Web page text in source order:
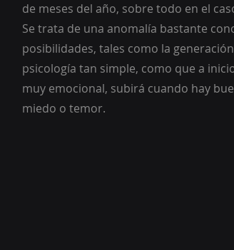
de meses del año, sobre todo en el
Se trata de una anomalía bastante
posibilidades, tales como la
psicología tan simple, como que a
muy emocional, subirá cuando hay
miedo o temor.